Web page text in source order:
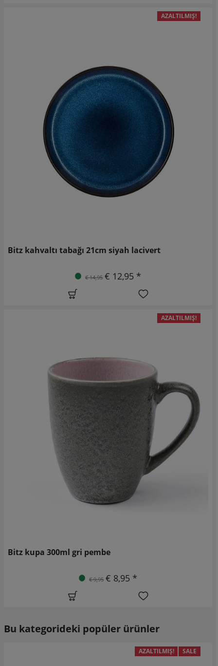
AZALTILMIŞ!
Bitz kahvaltı tabağı 21cm siyah lacivert
€ 14,95 € 12,95 *
AZALTILMIŞ!
Bitz kupa 300ml gri pembe
€ 9,95 € 8,95 *
Bu kategorideki popüler ürünler
AZALTILMIŞ! SALE